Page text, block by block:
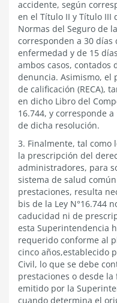
accidente, según
en el Título II y Título III
Normas del Seguro de
corresponden a 30 días
enfermedad y de 15
ambos casos, contados
denuncia. Asimismo, el
de calificación (RECA),
en dicho Libro del
16.744, y corresponde
de dicha resolución.
3. Finalmente, tal como
la prescripción del
administradores, para
sistema de salud
prestaciones, resulta
bis de la Ley N°16.744
caducidad ni de
esta Superintendencia
requerido conforme al
cinco años,establecido
Civil, lo que se debe
prestaciones o desde
emitido por la
cuando determina el